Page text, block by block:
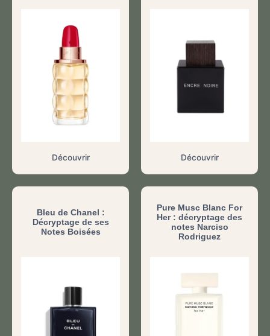
Découvrir Découvrir
Bleu de Chanel :
Décryptage de ses
Notes Boisées
Pure Musc Blanc For
Her : décryptage des
notes Narciso
Rodriguez